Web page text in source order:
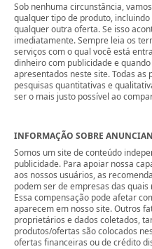
Sob nenhuma circunstância,
qualquer tipo de produto,
qualquer outra oferta. Se isso
imediatamente. Sempre leia os
serviços com o qual você está
dinheiro com publicidade e
apresentados neste site. Todas as
pesquisas quantitativas e
ser o mais justo possível ao
INFORMAÇÃO SOBRE
Somos um site de conteúdo
publicidade. Para apoiar nossa
aos nossos usuários, as
podem ser de empresas das
Essa compensação pode afetar
aparecem em nosso site. Outros
proprietários e dados coletados,
produtos/ofertas são colocados
ofertas financeiras ou de crédito